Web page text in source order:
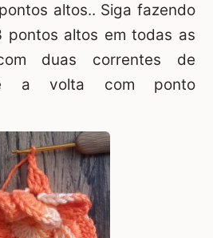
altos.. Siga fazendo
pontos altos em todas as
duas correntes de
a volta com ponto